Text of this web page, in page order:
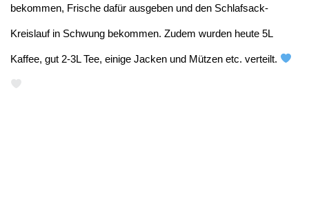
bekommen, Frische dafür ausgeben und den Schlafsack-
Kreislauf in Schwung bekommen. Zudem wurden heute 5L
Kaffee, gut 2-3L Tee, einige Jacken und Mützen etc. verteilt.